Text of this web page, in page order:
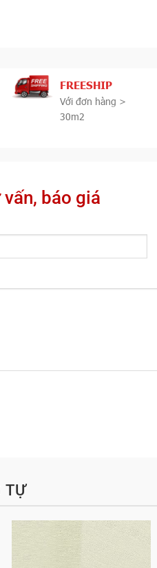
FREESHIP
Với đơn hàng >
30m2
báo giá
TỰ